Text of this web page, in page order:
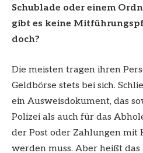
Schublade oder einem
gibt es keine
doch?
Die meisten tragen ihren
Geldbörse stets bei sich.
ein Ausweisdokument, das
Polizei als auch für das
der Post oder Zahlungen
werden muss. Aber heißt das